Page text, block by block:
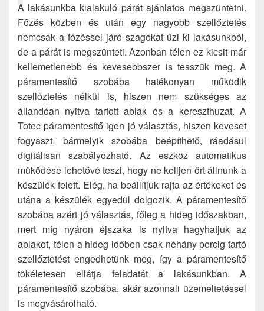
A lakásunkba kialakuló párát ajánlatos megszüntetni.
Főzés közben és után egy nagyobb szellőztetés
nemcsak a főzéssel járó szagokat űzi ki lakásunkból,
de a párát is megszünteti. Azonban télen ez kicsit már
kellemetlenebb és kevesebbszer is tesszük meg. A
páramentesítő szobába hatékonyan működik
szellőztetés nélkül is, hiszen nem szükséges az
állandóan nyitva tartott ablak és a kereszthuzat. A
Totec páramentesítő igen jó választás, hiszen keveset
fogyaszt, bármelyik szobába beépíthető, ráadásul
digitálisan szabályozható. Az eszköz automatikus
működése lehetővé teszi, hogy ne kelljen őrt állnunk a
készülék felett. Elég, ha beállítjuk rajta az értékeket és
utána a készülék egyedül dolgozik. A páramentesítő
szobába azért jó választás, főleg a hideg időszakban,
mert míg nyáron éjszaka is nyitva hagyhatjuk az
ablakot, télen a hideg időben csak néhány percig tartó
szellőztetést engedhetünk meg, így a páramentesítő
tökéletesen ellátja feladatát a lakásunkban. A
páramentesítő szobába, akár azonnali üzemeltetéssel
is megvásárolható.